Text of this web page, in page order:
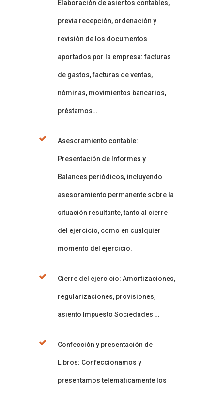
Elaboración de asientos contables,
previa recepción, ordenación y
revisión de los documentos
aportados por la empresa: facturas
de gastos, facturas de ventas,
nóminas, movimientos bancarios,
préstamos…
Asesoramiento contable:
Presentación de Informes y
Balances periódicos, incluyendo
asesoramiento permanente sobre la
situación resultante, tanto al cierre
del ejercicio, como en cualquier
momento del ejercicio.
Cierre del ejercicio: Amortizaciones,
regularizaciones, provisiones,
asiento Impuesto Sociedades …
Confección y presentación de
Libros: Confeccionamos y
presentamos telemáticamente los